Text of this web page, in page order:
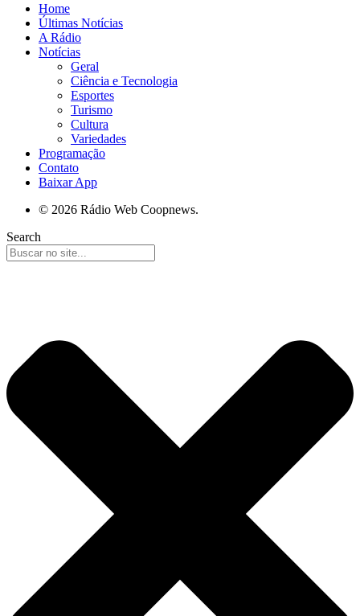
Home
Últimas Notícias
A Rádio
Notícias
Geral
Ciência e Tecnologia
Esportes
Turismo
Cultura
Variedades
Programação
Contato
Baixar App
© 2026 Rádio Web Coopnews.
Search